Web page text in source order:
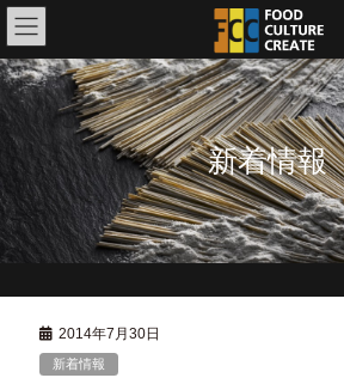
コ
ン
テ
ン
ツ
に
ナ
ビ
ゲ
ー
シ
ョ
移
動
新着情報
2014年7月30日
新着情報